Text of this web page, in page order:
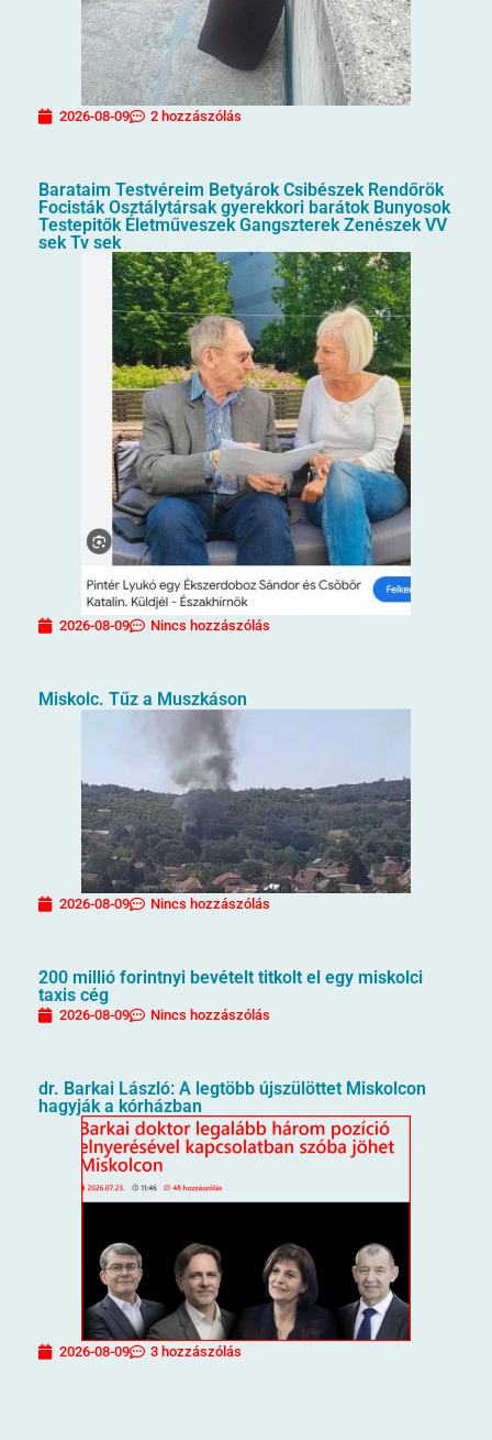
2026-08-09 2 hozzászólás
Barataim Testvéreim Betyárok Csibészek Rendőrök
Focisták Osztálytársak gyerekkori barátok Bunyosok
Testepitők Életműveszek Gangszterek Zenészek VV
sek Tv sek
2026-08-09 Nincs hozzászólás
Miskolc. Tűz a Muszkáson
2026-08-09 Nincs hozzászólás
200 millió forintnyi bevételt titkolt el egy miskolci
taxis cég
2026-08-09 Nincs hozzászólás
dr. Barkai László: A legtöbb újszülöttet Miskolcon
hagyják a kórházban
2026-08-09 3 hozzászólás